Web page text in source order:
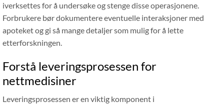
iverksettes for å undersøke og stenge disse operasjonene.
Forbrukere bør dokumentere eventuelle interaksjoner med
apoteket og gi så mange detaljer som mulig for å lette
etterforskningen.
Forstå leveringsprosessen for
nettmedisiner
Leveringsprosessen er en viktig komponent i